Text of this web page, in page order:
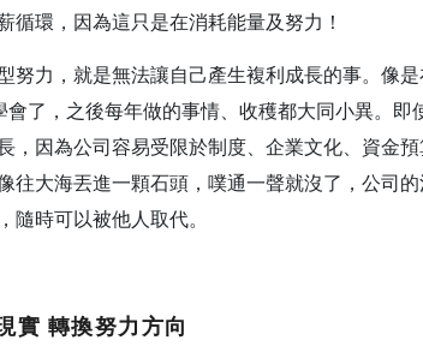
循環，因為這只是在消耗能量及努力！
努力，就是無法讓自己產生複利成長的事。像
會了，之後每年做的事情、收穫都大同小異。
，因為公司容易受限於制度、企業文化、資金
往大海丟進一顆石頭，噗通一聲就沒了，公司
隨時可以被他人取代。
實 轉換努力方向